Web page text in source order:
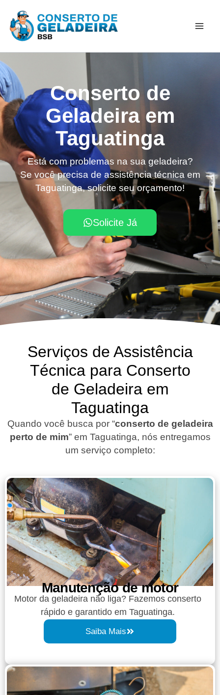
para
Conserto de
Geladeira em
Taguatinga
Está com problemas na sua geladeira?
Se você precisa de assistência técnica em
Taguatinga, solicite seu orçamento!
Solicite Já
Serviços de Assistência
Técnica para Conserto
de Geladeira em
Taguatinga
Quando você busca por “conserto de geladeira
perto de mim” em Taguatinga, nós entregamos
um serviço completo:
Manutenção de motor
Motor da geladeira não liga? Fazemos conserto
rápido e garantido em Taguatinga.
Saiba Mais